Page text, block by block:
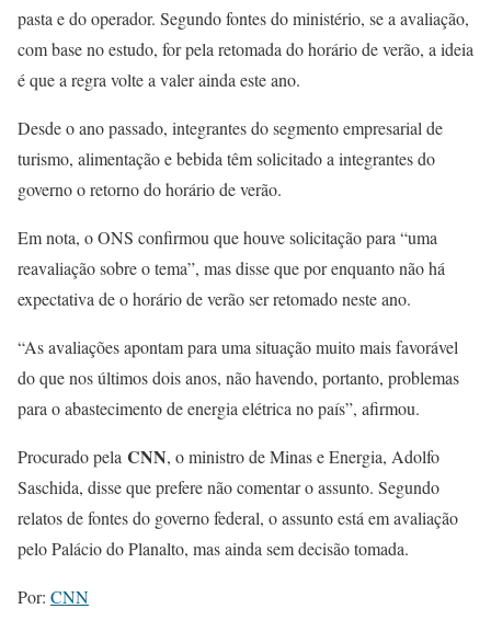
pasta e do operador. Segundo fontes do ministério, se a avaliação,
com base no estudo, for pela retomada do horário de verão, a ideia
é que a regra volte a valer ainda este ano.
Desde o ano passado, integrantes do segmento empresarial de
turismo, alimentação e bebida têm solicitado a integrantes do
governo o retorno do horário de verão.
Em nota, o ONS confirmou que houve solicitação para “uma
reavaliação sobre o tema”, mas disse que por enquanto não há
expectativa de o horário de verão ser retomado neste ano.
“As avaliações apontam para uma situação muito mais favorável
do que nos últimos dois anos, não havendo, portanto, problemas
para o abastecimento de energia elétrica no país”, afirmou.
Procurado pela CNN, o ministro de Minas e Energia, Adolfo
Saschida, disse que prefere não comentar o assunto. Segundo
relatos de fontes do governo federal, o assunto está em avaliação
pelo Palácio do Planalto, mas ainda sem decisão tomada.
Por: CNN